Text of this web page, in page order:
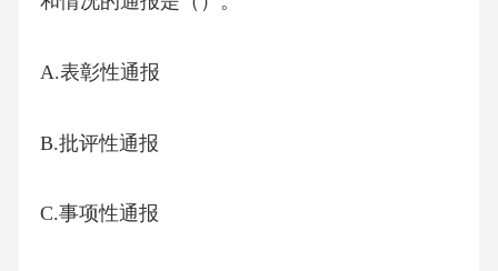
A.表彰性通报
B.批评性通报
C.事项性通报